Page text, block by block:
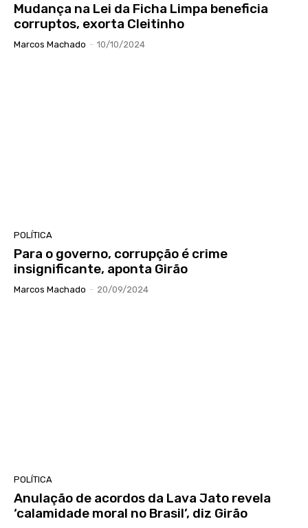
Mudança na Lei da Ficha Limpa beneficia
corruptos, exorta Cleitinho
Marcos Machado - 10/10/2024
POLÍTICA
Para o governo, corrupção é crime
insignificante, aponta Girão
Marcos Machado - 20/09/2024
POLÍTICA
Anulação de acordos da Lava Jato revela
‘calamidade moral no Brasil’, diz Girão